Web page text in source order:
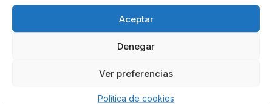
Aceptar
Denegar
Ver preferencias
Política de cookies
Entretenimiento
Fortnite regresa para iOS en la Unión